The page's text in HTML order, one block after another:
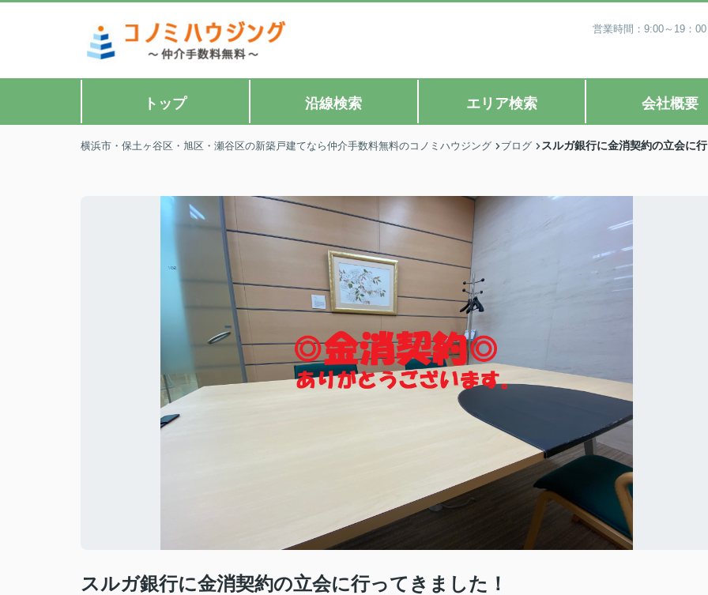
営業時間：9:00～19：
トップ 沿線検索 エリア検索 会社概要
横浜市・保土ヶ谷区・旭区・瀬谷区の新築戸建てなら仲介手数料無料のコノミハウジング ブログ スルガ銀行に金消契約の立会に
スルガ銀行に金消契約の立会に行ってきました！